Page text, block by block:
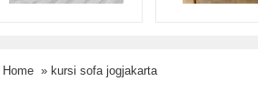
Home » kursi sofa jogjakarta